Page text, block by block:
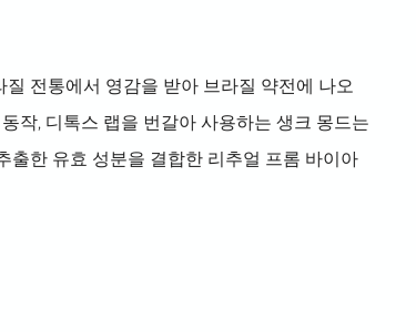
전통에서 영감을 받아 브라질 약전에 나오
작, 디톡스 랩을 번갈아 사용하는 생크 몽드는
출한 유효 성분을 결합한 리추얼 프롬 바이아